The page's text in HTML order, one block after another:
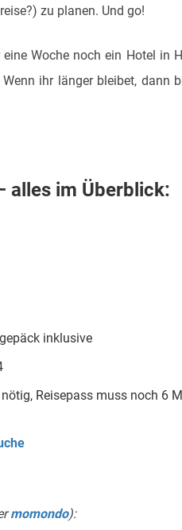
zu planen. Und go!
Woche noch ein Hotel in
ihr länger bleibet, dann
alles im Überblick:
inklusive
Reisepass muss noch 6
momondo):